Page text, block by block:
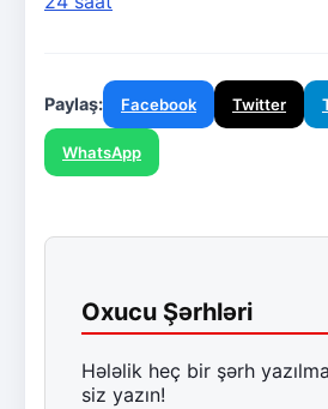
Paylaş: Facebook Twitter
WhatsApp
Oxucu Şərhləri
Hələlik heç bir şərh
siz yazın!